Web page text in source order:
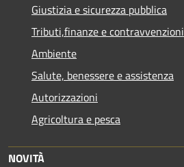
Giustizia e sicurezza pubblica
Tributi,finanze e contravvenzioni
Ambiente
Salute, benessere e assistenza
Autorizzazioni
Agricoltura e pesca
NOVITÀ